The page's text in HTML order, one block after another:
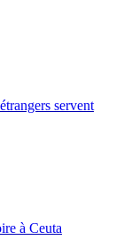
servent
à Ceuta